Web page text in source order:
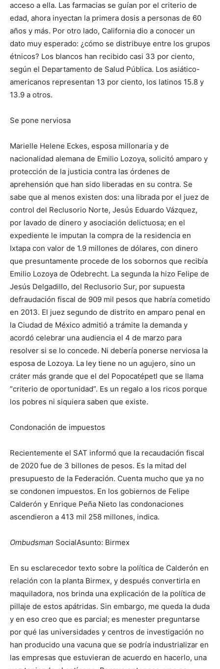
acceso a ella. Las farmacias se guían por el criterio de
edad, ahora inyectan la primera dosis a personas de 60
años y más. Por otro lado, California dio a conocer un
dato muy esperado: ¿cómo se distribuye entre los grupos
étnicos? Los blancos han recibido casi 33 por ciento,
según el Departamento de Salud Pública. Los asiático-
americanos representan 13 por ciento, los latinos 15.8 y
13.9 a otros.
Se pone nerviosa
Marielle Helene Eckes, esposa millonaria y de
nacionalidad alemana de Emilio Lozoya, solicitó amparo y
protección de la justicia contra las órdenes de
aprehensión que han sido liberadas en su contra. Se
sabe que al menos existen dos: una librada por el juez de
control del Reclusorio Norte, Jesús Eduardo Vázquez,
por lavado de dinero y asociación delictuosa; en el
expediente le imputan la compra de la residencia en
Ixtapa con valor de 1.9 millones de dólares, con dinero
que presuntamente procede de los sobornos que recibía
Emilio Lozoya de Odebrecht. La segunda la hizo Felipe de
Jesús Delgadillo, del Reclusorio Sur, por supuesta
defraudación fiscal de 909 mil pesos que habría cometido
en 2013. El juez segundo de distrito en amparo penal en
la Ciudad de México admitió a trámite la demanda y
acordó celebrar una audiencia el 4 de marzo para
resolver si se lo concede. Ni debería ponerse nerviosa la
esposa de Lozoya. La ley tiene no un agujero, sino un
cráter más grande que el del Popocatépetl que se llama
“criterio de oportunidad”. Es un regalo a los ricos porque
los pobres ni siquiera saben que existe.
Condonación de impuestos
Recientemente el SAT informó que la recaudación fiscal
de 2020 fue de 3 billones de pesos. Es la mitad del
presupuesto de la Federación. Cuenta mucho que ya no
se condonen impuestos. En los gobiernos de Felipe
Calderón y Enrique Peña Nieto las condonaciones
ascendieron a 413 mil 258 millones, indica.
Ombudsman SocialAsunto: Birmex
En su esclarecedor texto sobre la política de Calderón en
relación con la planta Birmex, y después convertirla en
maquiladora, nos brinda una explicación de la política de
pillaje de estos apátridas. Sin embargo, me queda la duda
y en eso creo que es parcial; es menester preguntarse
por qué las universidades y centros de investigación no
han producido una vacuna que se podría industrializar en
las empresas que estuvieran de acuerdo en hacerlo, una